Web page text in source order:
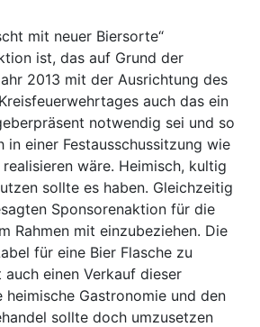
mit neuer Biersorte“
ist, das auf Grund der
2013 mit der Ausrichtung des
auch das ein
notwendig sei und so
in einer Festausschussitzung wie
wäre. Heimisch, kultig
sollte es haben. Gleichzeitig
Sponsorenaktion für die
Rahmen mit einzubeziehen. Die
für eine Bier Flasche zu
einen Verkauf dieser
heimische Gastronomie und den
sollte doch umzusetzen